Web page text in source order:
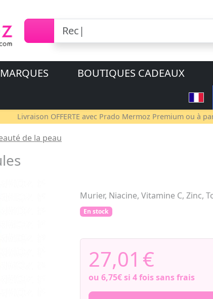
BOUTIQUES CADEAUX
Livraison OFFERTE avec Prado Mermoz Premium ou à
de la peau
Murier, Niacine, Vitamine C, Zinc,
En stock
27,01 €
ou 6,75€si 4 fois sans frais